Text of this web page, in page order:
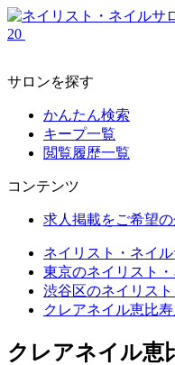
20
サロンを探す
かんたん検索
キープ一覧
閲覧履歴一覧
コンテンツ
求人掲載をご希望
ネイリスト・ネイ
東京のネイリスト
渋谷区のネイリス
クレアネイル恵比
クレアネイル恵